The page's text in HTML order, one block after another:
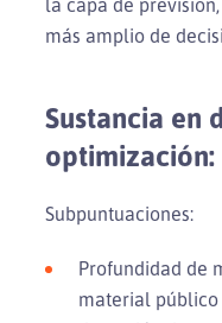
más amplio de
Sustancia en
optimización:
Subpuntuaciones:
Profundidad de
material público